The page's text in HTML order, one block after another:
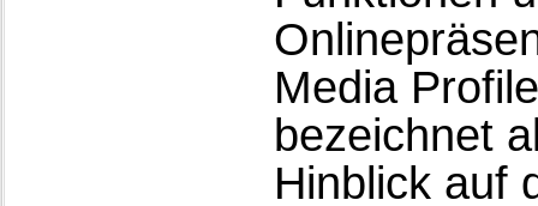
Media
bezeichnet
Hinblick auf